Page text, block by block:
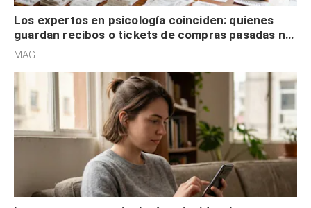
Los expertos en psicología coinciden: quienes
guardan recibos o tickets de compras pasadas no
son acumuladores, sino que tienen necesidad de
MAG.